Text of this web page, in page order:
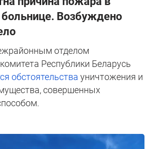
больнице. Возбуждено
отделом
Республики Беларусь
обстоятельства уничтожения и
совершенных